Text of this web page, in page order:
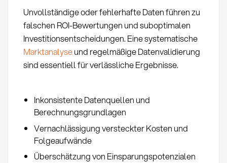
Unvollständige oder fehlerhafte Daten führen zu
falschen ROI-Bewertungen und suboptimalen
Investitionsentscheidungen. Eine systematische
Marktanalyseund regelmäßige Datenvalidierung
sind essentiell für verlässliche Ergebnisse.
Inkonsistente Datenquellen und
Berechnungsgrundlagen
Vernachlässigung versteckter Kosten und
Folgeaufwände
Überschätzung von Einsparungspotenzialen